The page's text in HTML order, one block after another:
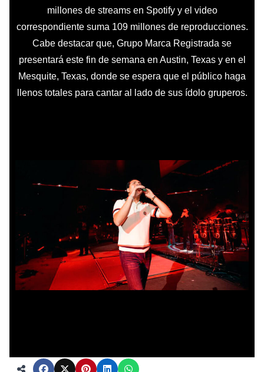
millones de streams en Spotify y el video
correspondiente suma 109 millones de reproducciones.
Cabe destacar que, Grupo Marca Registrada se
presentará este fin de semana en Austin, Texas y en el
Mesquite, Texas, donde se espera que el público haga
llenos totales para cantar al lado de sus ídolo gruperos.